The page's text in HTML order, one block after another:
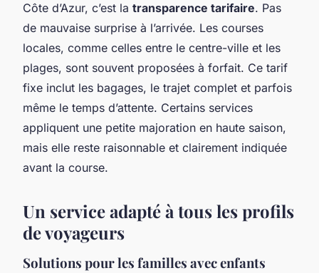
Côte d’Azur, c’est la transparence tarifaire. Pas
de mauvaise surprise à l’arrivée. Les courses
locales, comme celles entre le centre-ville et les
plages, sont souvent proposées à forfait. Ce tarif
fixe inclut les bagages, le trajet complet et parfois
même le temps d’attente. Certains services
appliquent une petite majoration en haute saison,
mais elle reste raisonnable et clairement indiquée
avant la course.
Un service adapté à tous les profils
de voyageurs
Solutions pour les familles avec enfants